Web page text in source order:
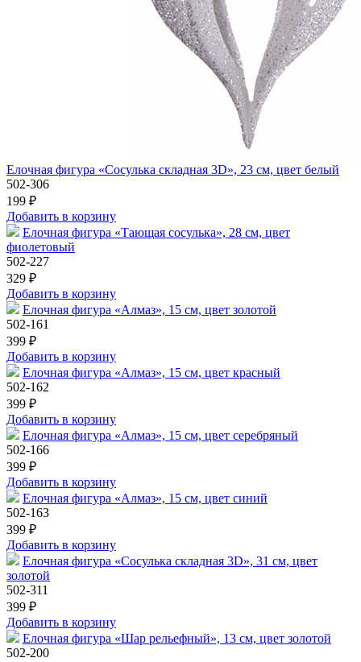
Елочная фигура «Сосулька складная 3D», 23 см, цвет белый
502-306
199 ₽
Добавить в корзину
Елочная фигура «Тающая сосулька», 28 см, цвет
фиолетовый
502-227
329 ₽
Добавить в корзину
Елочная фигура «Алмаз», 15 см, цвет золотой
502-161
399 ₽
Добавить в корзину
Елочная фигура «Алмаз», 15 см, цвет красный
502-162
399 ₽
Добавить в корзину
Елочная фигура «Алмаз», 15 см, цвет серебряный
502-166
399 ₽
Добавить в корзину
Елочная фигура «Алмаз», 15 см, цвет синий
502-163
399 ₽
Добавить в корзину
Елочная фигура «Сосулька складная 3D», 31 см, цвет
золотой
502-311
399 ₽
Добавить в корзину
Елочная фигура «Шар рельефный», 13 см, цвет золотой
502-200